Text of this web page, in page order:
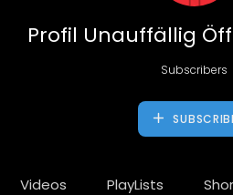
Profil Unauffällig
Subscribers
Videos PlayLists